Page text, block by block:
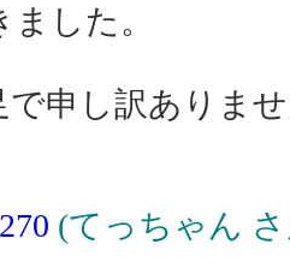
した。
で申し訳ありま
(てっちゃん